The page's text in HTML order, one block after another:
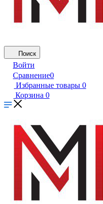
Поиск
Войти
Сравнение0
Избранные товары 0
Корзина 0